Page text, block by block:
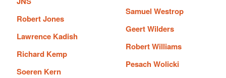
Robert Jones
Lawrence Kadish
Richard Kemp
Soeren Kern
Samuel Westrop
Geert Wilders
Robert Williams
Pesach Wolicki